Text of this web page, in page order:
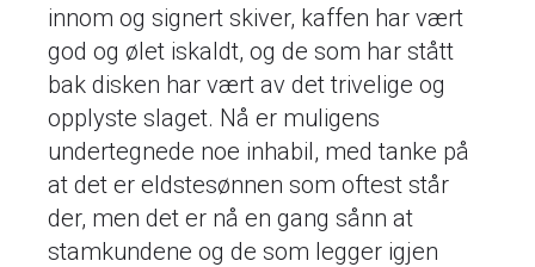
innom og signert skiver, kaffen har vært
god og ølet iskaldt, og de som har stått
bak disken har vært av det trivelige og
opplyste slaget. Nå er muligens
undertegnede noe inhabil, med tanke på
at det er eldstesønnen som oftest står
der, men det er nå en gang sånn at
stamkundene og de som legger igjen